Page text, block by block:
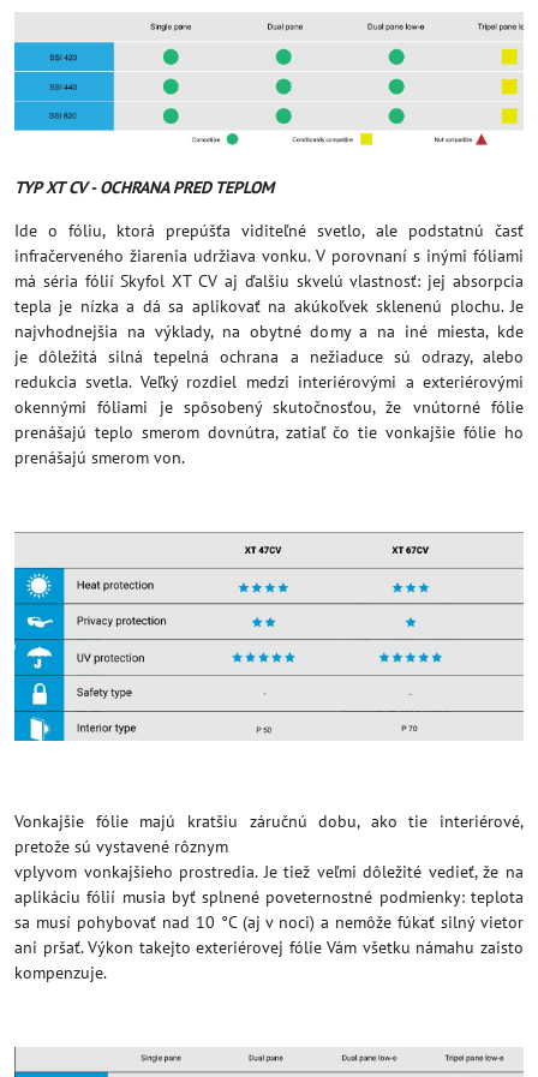
TYP XT CV - OCHRANA PRED TEPLOM
Ide o fóliu, ktorá prepúšťa viditeľné svetlo, ale podstatnú časť
infračerveného žiarenia udržiava vonku. V porovnaní s inými fóliami
má séria fólií Skyfol XT CV aj ďalšiu skvelú vlastnosť: jej absorpcia
tepla je nízka a dá sa aplikovať na akúkoľvek sklenenú plochu. Je
najvhodnejšia na výklady, na obytné domy a na iné miesta, kde
je dôležitá silná tepelná ochrana a nežiaduce sú odrazy, alebo
redukcia svetla. Veľký rozdiel medzi interiérovými a exteriérovými
okennými fóliami je spôsobený skutočnosťou, že vnútorné fólie
prenášajú teplo smerom dovnútra, zatiaľ čo tie vonkajšie fólie ho
prenášajú smerom von.
Vonkajšie fólie majú kratšiu záručnú dobu, ako tie interiérové,
pretože sú vystavené rôznym
vplyvom vonkajšieho prostredia. Je tiež veľmi dôležité vedieť, že na
aplikáciu fólií musia byť splnené poveternostné podmienky: teplota
sa musí pohybovať nad 10 °C (aj v noci) a nemôže fúkať silný vietor
ani pršať. Výkon takejto exteriérovej fólie Vám všetku námahu zaisto
kompenzuje.